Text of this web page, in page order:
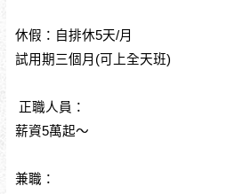
休假：自排休5天/月
試用期三個月(可上全天班)
正職人員：
薪資5萬起～
兼職：